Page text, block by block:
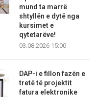
mund ta marrë
shtyllën e dytë nga
kursimet e
qytetarëve!
03.08.2026 15:00
DAP-i e fillon fazën e
tretë të projektit
fatura elektronike